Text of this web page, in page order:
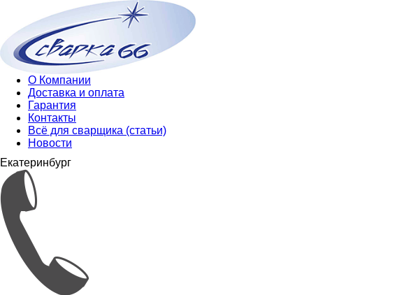
О Компании
Доставка и оплата
Гарантия
Контакты
Всё для сварщика (статьи)
Новости
Екатеринбург